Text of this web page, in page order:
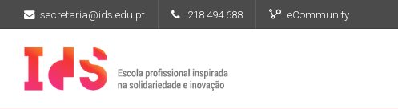
secretaria@ids.edu.pt 218 494 688 eCommunity